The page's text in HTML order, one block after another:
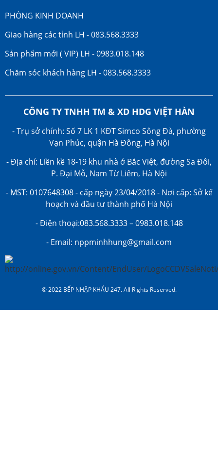
PHÒNG KINH DOANH
Giao hàng các tỉnh LH - 083.568.3333
Sản phẩm mới ( VIP) LH - 0983.018.148
Chăm sóc khách hàng LH - 083.568.3333
CÔNG TY TNHH TM & XD HDG VIỆT HÀN
- Trụ sở chính: Số 7 LK 1 KĐT Simco Sông Đà, phường
Vạn Phúc, quận Hà Đông, Hà Nội
- Địa chỉ: Liền kề 18-19 khu nhà ở Bắc Việt, đường Sa Đôi,
P. Đại Mỗ, Nam Từ Liêm, Hà Nội
- MST: 0107648308 - cấp ngày 23/04/2018 - Nơi cấp: Sở kế
hoạch và đầu tư thành phố Hà Nội
- Điện thoại:083.568.3333 – 0983.018.148
- Email: nppminhhung@gmail.com
© 2022 BẾP NHẬP KHẨU 247. All Rights Reserved.